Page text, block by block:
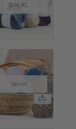
Brio XL
Velvet